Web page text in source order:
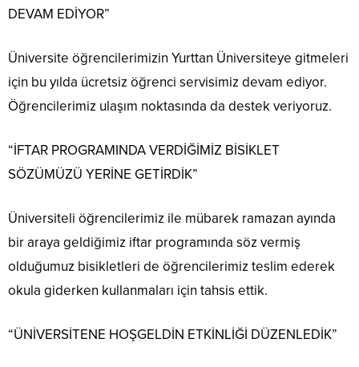
DEVAM EDİYOR”
Üniversite öğrencilerimizin Yurttan Üniversiteye gitmeleri
için bu yılda ücretsiz öğrenci servisimiz devam ediyor.
Öğrencilerimiz ulaşım noktasında da destek veriyoruz.
“İFTAR PROGRAMINDA VERDİĞİMİZ BİSİKLET
SÖZÜMÜZÜ YERİNE GETİRDİK”
Üniversiteli öğrencilerimiz ile mübarek ramazan ayında
bir araya geldiğimiz iftar programında söz vermiş
olduğumuz bisikletleri de öğrencilerimiz teslim ederek
okula giderken kullanmaları için tahsis ettik.
“ÜNİVERSİTENE HOŞGELDİN ETKİNLİĞİ DÜZENLEDİK”